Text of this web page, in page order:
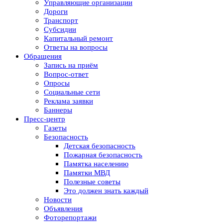
Управляющие организации
Дороги
Транспорт
Субсидии
Капитальный ремонт
Ответы на вопросы
Обращения
Запись на приём
Вопрос-ответ
Опросы
Социальные сети
Реклама заявки
Баннеры
Пресс-центр
Газеты
Безопасность
Детская безопасность
Пожарная безопасность
Памятка населению
Памятки МВД
Полезные советы
Это должен знать каждый
Новости
Объявления
Фоторепортажи